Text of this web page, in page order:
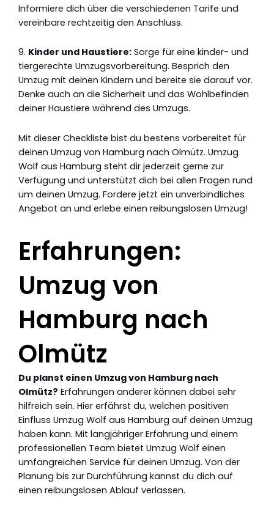
Informiere dich über die verschiedenen Tarife und
vereinbare rechtzeitig den Anschluss.
9. Kinder und Haustiere: Sorge für eine kinder- und
tiergerechte Umzugsvorbereitung. Besprich den
Umzug mit deinen Kindern und bereite sie darauf vor.
Denke auch an die Sicherheit und das Wohlbefinden
deiner Haustiere während des Umzugs.
Mit dieser Checkliste bist du bestens vorbereitet für
deinen Umzug von Hamburg nach Olmütz. Umzug
Wolf aus Hamburg steht dir jederzeit gerne zur
Verfügung und unterstützt dich bei allen Fragen rund
um deinen Umzug. Fordere jetzt ein unverbindliches
Angebot an und erlebe einen reibungslosen Umzug!
Erfahrungen:
Umzug von
Hamburg nach
Olmütz
Du planst einen Umzug von Hamburg nach
Olmütz? Erfahrungen anderer können dabei sehr
hilfreich sein. Hier erfährst du, welchen positiven
Einfluss Umzug Wolf aus Hamburg auf deinen Umzug
haben kann. Mit langjähriger Erfahrung und einem
professionellen Team bietet Umzug Wolf einen
umfangreichen Service für deinen Umzug. Von der
Planung bis zur Durchführung kannst du dich auf
einen reibungslosen Ablauf verlassen.